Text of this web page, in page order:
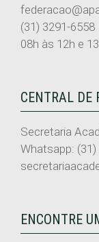
(31) 3291-6558
08h às 12h e
CENTRAL DE
Secretaria
Whatsapp:
ENCONTRE